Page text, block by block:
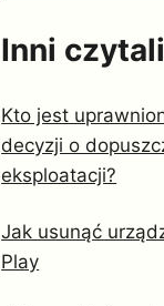
Inni czytali
Kto jest
decyzji o
eksploatacji?
Jak usunąć
Play